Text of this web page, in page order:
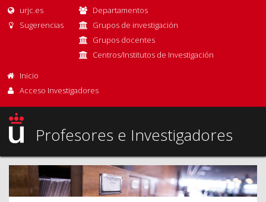
urjc.es
Sugerencias
Departamentos
Grupos de investigación
Grupos docentes
Centros/Institutos de Investigación
Inicio
Acceso Investigadores
Profesores e Investigadores